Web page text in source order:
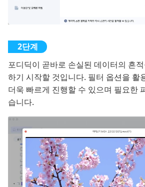
포디딕이 곧바로 손실된 데이터의 흔
하기 시작할 것입니다. 필터 옵션을 활
더욱 빠르게 진행할 수 있으며 필요한
습니다.